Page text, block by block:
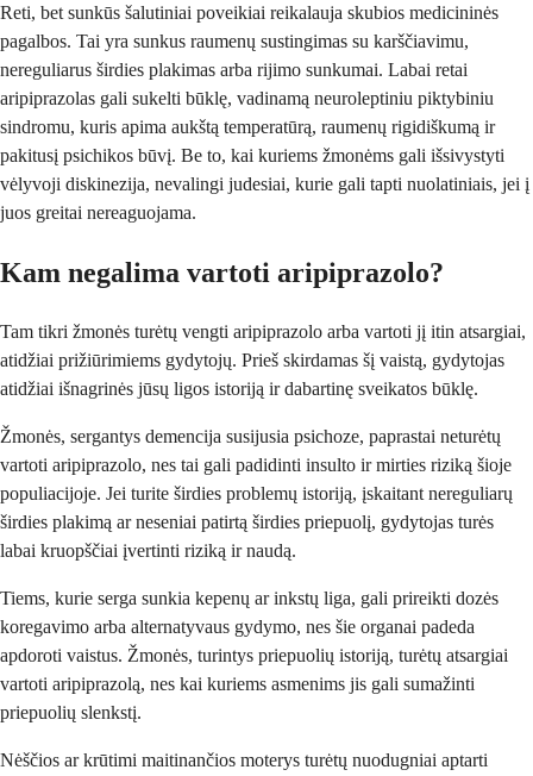
Reti, bet sunkūs šalutiniai poveikiai reikalauja skubios medicininės
pagalbos. Tai yra sunkus raumenų sustingimas su karščiavimu,
nereguliarus širdies plakimas arba rijimo sunkumai. Labai retai
aripiprazolas gali sukelti būklę, vadinamą neuroleptiniu piktybiniu
sindromu, kuris apima aukštą temperatūrą, raumenų rigidiškumą ir
pakitusį psichikos būvį. Be to, kai kuriems žmonėms gali išsivystyti
vėlyvoji diskinezija, nevalingi judesiai, kurie gali tapti nuolatiniais, jei į
juos greitai nereaguojama.
Kam negalima vartoti aripiprazolo?
Tam tikri žmonės turėtų vengti aripiprazolo arba vartoti jį itin atsargiai,
atidžiai prižiūrimiems gydytojų. Prieš skirdamas šį vaistą, gydytojas
atidžiai išnagrinės jūsų ligos istoriją ir dabartinę sveikatos būklę.
Žmonės, sergantys demencija susijusia psichoze, paprastai neturėtų
vartoti aripiprazolo, nes tai gali padidinti insulto ir mirties riziką šioje
populiacijoje. Jei turite širdies problemų istoriją, įskaitant nereguliarų
širdies plakimą ar neseniai patirtą širdies priepuolį, gydytojas turės
labai kruopščiai įvertinti riziką ir naudą.
Tiems, kurie serga sunkia kepenų ar inkstų liga, gali prireikti dozės
koregavimo arba alternatyvaus gydymo, nes šie organai padeda
apdoroti vaistus. Žmonės, turintys priepuolių istoriją, turėtų atsargiai
vartoti aripiprazolą, nes kai kuriems asmenims jis gali sumažinti
priepuolių slenkstį.
Nėščios ar krūtimi maitinančios moterys turėtų nuodugniai aptarti